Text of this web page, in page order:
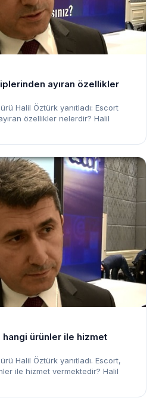
ayıran özellikler
Halil Öztürk yanıtladı: Escort
özellikler nelerdir? Halil
hangi ürünler ile hizmet
Halil Öztürk yanıtladı. Escort,
ile hizmet vermektedir? Halil